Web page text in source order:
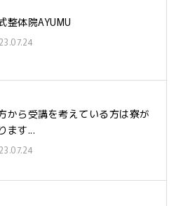
整体院AYUMU
から受講を考えている方は寮が
ます...